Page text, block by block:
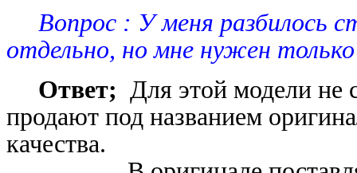
Вопрос : У меня разбилось
отдельно, но мне нужен только
Ответ; Для этой модели не
продают под названием
качества.